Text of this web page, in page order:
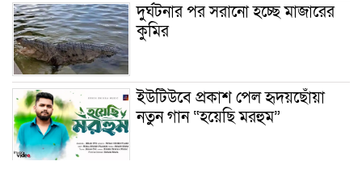
দুর্ঘটনার পর সরানো হচ্ছে মাজারের
কুমির
ইউটিউবে প্রকাশ পেল হৃদয়ছোঁয়া
নতুন গান “হয়েছি মরহুম”